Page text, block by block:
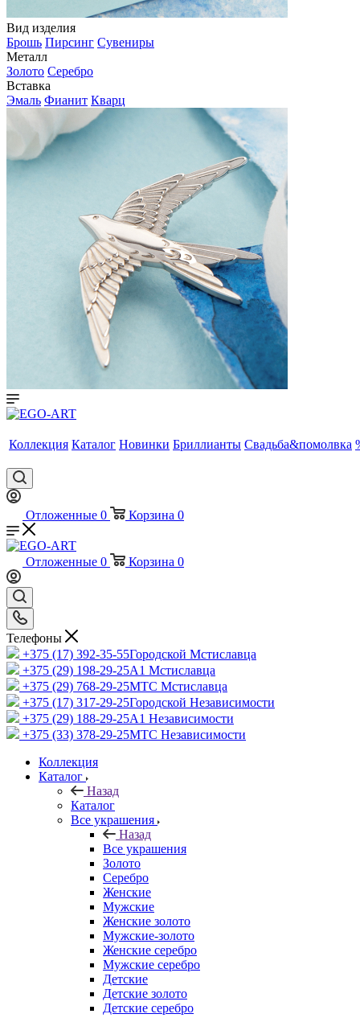
Вид изделия
Брошь Пирсинг Сувениры
Металл
Золото Серебро
Вставка
Эмаль Фианит Кварц
Коллекция Каталог Новинки Бриллианты Свадьба&помолвка
Отложенные 0 Корзина 0
Отложенные 0 Корзина 0
Телефоны
+375 (17) 392-35-55Городской Мстиславца
+375 (29) 198-29-25A1 Мстиславца
+375 (29) 768-29-25МТС Мстиславца
+375 (17) 317-29-25Городской Независимости
+375 (29) 188-29-25A1 Независимости
+375 (33) 378-29-25МТС Независимости
Коллекция
Каталог
Назад
Каталог
Все украшения
Назад
Все украшения
Золото
Серебро
Женские
Мужские
Женские золото
Мужские-золото
Женские серебро
Мужские серебро
Детские
Детские золото
Детские серебро